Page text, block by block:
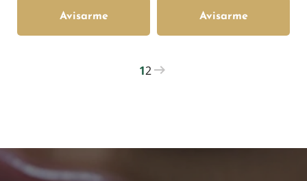
Avisarme Avisarme
Current
1
Página
2